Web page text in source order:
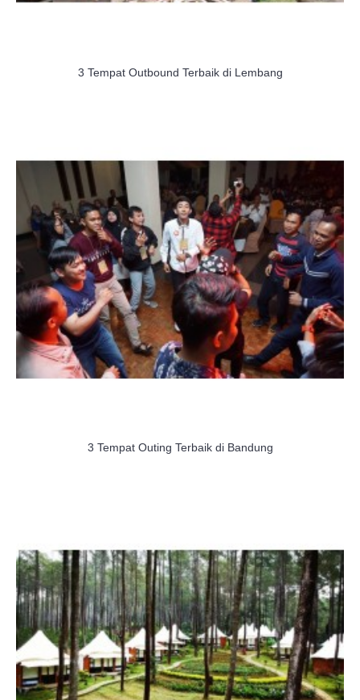
3 Tempat Outbound Terbaik di Lembang
3 Tempat Outing Terbaik di Bandung